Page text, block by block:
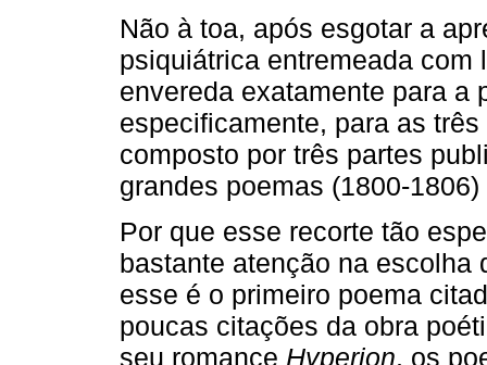
Não à toa, após esgotar a
psiquiátrica entremeada
envereda exatamente para a
especificamente, para as
composto por três partes
grandes poemas (1800-
Por que esse recorte tão
bastante atenção na escolha
esse é o primeiro poema
poucas citações da obra
seu romance Hyperion, os